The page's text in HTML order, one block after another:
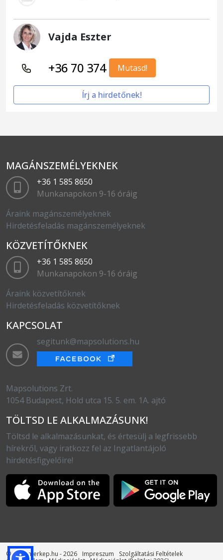
Vajda Eszter
+36 70 374 Mutasd!
Írj a hirdetőnek!
MAGÁNSZEMÉLYEKNEK
+36 1 585 8650
Munkanapokon 9-16 óráig
Áraink magánszemélyeknek
Hirdetésfeladás magánszemélyeknek
KÖZVETÍTŐKNEK
+36 1 585 8650
Munkanapokon 9-16 óráig
Áraink közvetítőknek
Hirdetésfeladás közvetítőknek
KAPCSOLAT
segitunk@mapsolutions.hu
Mapsolutions Zrt.
1054 Budapest, Hold utca 15. 5. em. 1A. ajtó
TÖLTSD LE ALKALMAZÁSUNK!
Töltsd le alkalmazásunkat, és értesülj a legfrissebb
hírekről, vagy iratkozz fel az Ingatlantájoló
hirdetésfigyelőire!
© otthonterkep.hu - 2026 Impreszum
Szolgáltatási Feltételek